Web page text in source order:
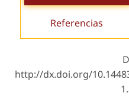
Referencias
http://dx.doi.org/